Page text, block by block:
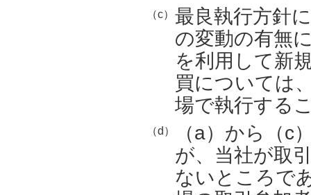
（c） 最良執行方針
の変動の有無
を利用して新
買については
場で執行する
（d）
（a）から（c
が、当社が取
ないところで